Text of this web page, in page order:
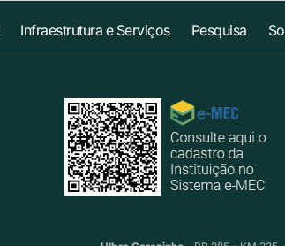
Infraestrutura e Serviços Pesquisa